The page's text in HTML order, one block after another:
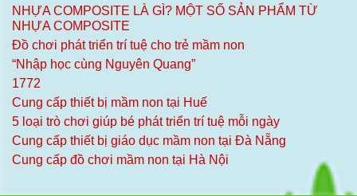
NHỰA COMPOSITE LÀ GÌ? MỘT SỐ SẢN PHẨM TỪ
NHỰA COMPOSITE
Đồ chơi phát triển trí tuệ cho trẻ mầm non
“Nhập học cùng Nguyên Quang”
1772
Cung cấp thiết bị mầm non tại Huế
5 loại trò chơi giúp bé phát triển trí tuệ mỗi ngày
Cung cấp thiết bị giáo dục mầm non tại Đà Nẵng
Cung cấp đồ chơi mầm non tại Hà Nội